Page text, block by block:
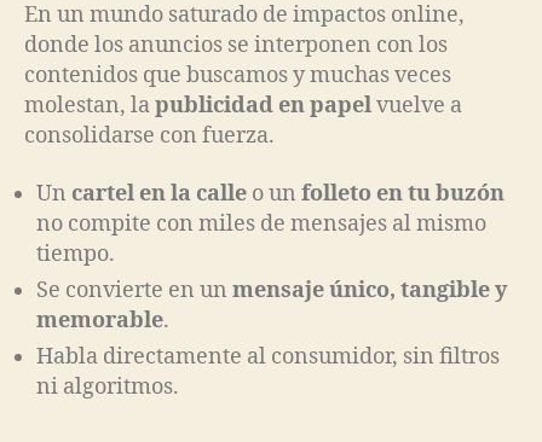
En un mundo saturado de impactos online,
donde los anuncios se interponen con los
contenidos que buscamos y muchas veces
molestan, lapublicidad en papelvuelve a
consolidarse con fuerza.
Un cartel en la calle o un folleto en tu buzón
no compite con miles de mensajes al mismo
tiempo.
Se convierte en un mensaje único, tangible y
memorable.
Habla directamente al consumidor, sin filtros
ni algoritmos.